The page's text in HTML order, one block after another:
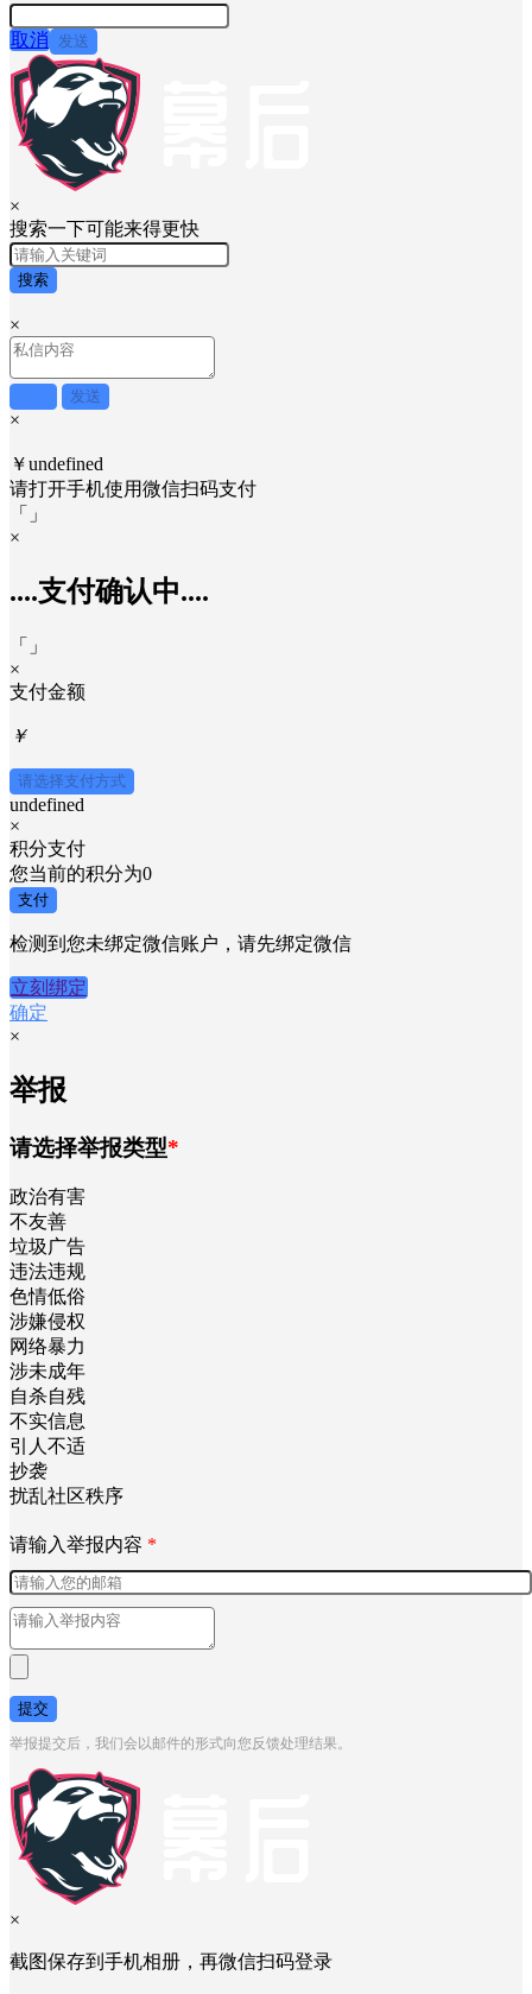
取消 发送
×
搜索一下可能来得更快
搜索
×
发送
×
￥undefined
请打开手机使用微信扫码支付
「
」
×
....支付确认中....
「
」
×
支付金额
￥
请选择支付方式
undefined
×
积分支付
您当前的积分为0
支付
检测到您未绑定微信账户，请先绑定微信
立刻绑定
确定
×
举报
请选择举报类型*
政治有害
不友善
垃圾广告
违法违规
色情低俗
涉嫌侵权
网络暴力
涉未成年
自杀自残
不实信息
引人不适
抄袭
扰乱社区秩序
请输入举报内容 *
提交
举报提交后，我们会以邮件的形式向您反馈处理结果。
×
截图保存到手机相册，再微信扫码登录